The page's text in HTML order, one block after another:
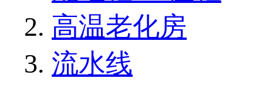
高温老化房
流水线